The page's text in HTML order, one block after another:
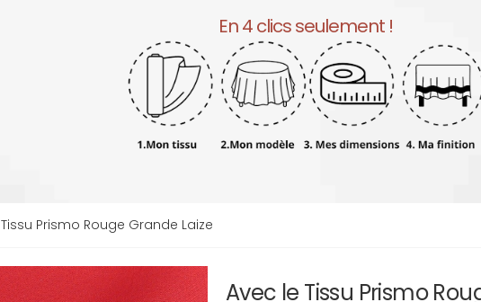
En 4 clics seulement !
Tissu Prismo Rouge Grande Laize
Avec le Tissu Prismo